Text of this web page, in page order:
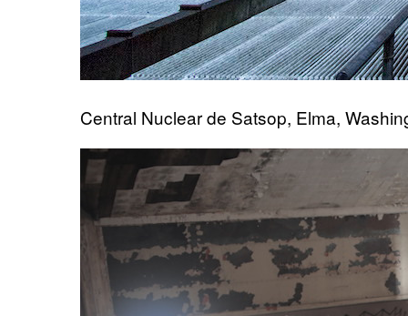
Central Nuclear de Satsop, Elma,